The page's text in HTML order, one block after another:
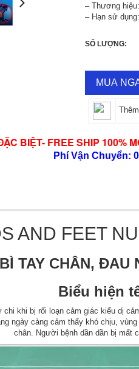
– Thương
– Hạn sử
SỐ LƯỢNG:
MUA
BIỆT- FREE SHIP 100%
Phí Vận Chuyển:
AND FEET
TAY CHÂN, ĐAU
Biểu hiện
khi bị rối loạn cảm giác kiểu dị
ngày càng cảm thấy khó chịu,
chân. Người bệnh dần dần bị mất